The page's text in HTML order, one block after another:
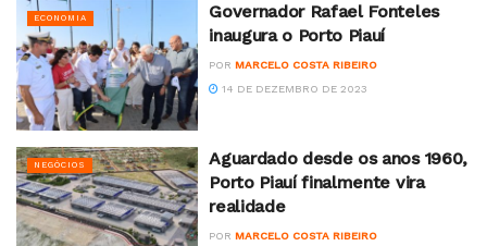
ECONOMIA
Governador Rafael Fonteles
inaugura o Porto Piauí
POR MARCELO COSTA RIBEIRO
14 DE DEZEMBRO DE 2023
NEGÓCIOS
Aguardado desde os anos 1960,
Porto Piauí finalmente vira
realidade
POR MARCELO COSTA RIBEIRO